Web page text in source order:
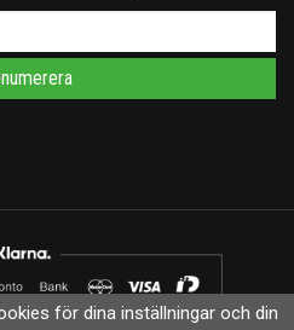
för dina inställningar och din